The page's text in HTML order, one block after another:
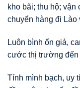
kho bãi; thu hộ; vận
chuyển hàng đi
Luôn bình ổn giá,
cước thị trường đến
Tính mình bạch, uy